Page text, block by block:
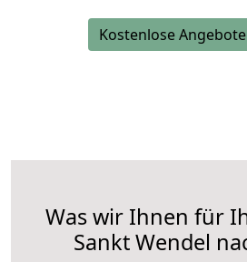
Kostenlose
Was wir Ihnen für
Sankt Wendel